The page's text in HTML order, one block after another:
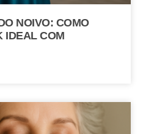
NOIVO: COMO
IDEAL COM